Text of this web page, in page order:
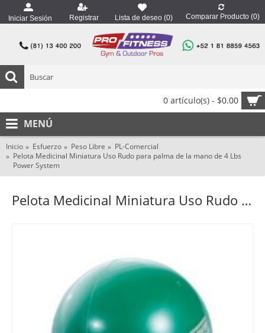
Iniciar Sesión Registrar Lista de deseo (0) Comparar Producto (0)
0 artículo(s) - $0.00
MENÚ
Inicio Esfuerzo Peso Libre
PL-Comercial
Pelota Medicinal Miniatura Uso Rudo para palma de la mano de 4 Lbs
Power System
Pelota Medicinal Miniatura Uso Rudo para palma de la mano de 4 Lbs Power System